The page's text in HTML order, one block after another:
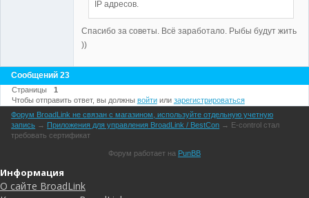
IP адресов.
Спасибо за советы. Всё заработало. Рыбы будут жить
))
Сообщений 23
Страницы
1
Чтобы отправить ответ, вы должны войтиили зарегистрироваться
Форум BroadLink не связан с магазином, используйте отдельную учетную
запись → Приложения для управления BroadLink / BestCon → E-control стал
требовать сертификат
Форум работает на PunBB
Информация
О сайте BroadLink